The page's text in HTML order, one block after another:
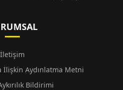
İletişim
İlişkin Aydınlatma Metni
Bildirimi